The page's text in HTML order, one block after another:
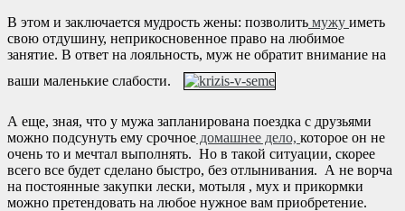
В этом и заключается мудрость жены: позволить мужу иметь
свою отдушину, неприкосновенное право на любимое
занятие. В ответ на лояльность, муж не обратит внимание на
ваши маленькие слабости.
А еще, зная, что у мужа запланирована поездка с друзьями
можно подсунуть ему срочное домашнее дело, которое он не
очень то и мечтал выполнять. Но в такой ситуации, скорее
всего все будет сделано быстро, без отлынивания. А не ворча
на постоянные закупки лески, мотыля , мух и прикормки
можно претендовать на любое нужное вам приобретение.